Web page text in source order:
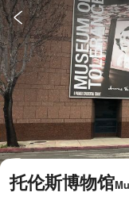

托伦斯博物馆